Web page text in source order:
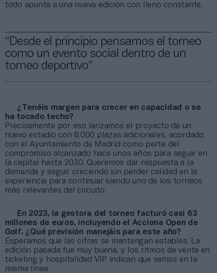
todo apunta a una nueva edición con lleno constante.
“Desde el principio pensamos el torneo
como un evento social dentro de un
torneo deportivo”
¿Tenéis margen para crecer en capacidad o se
ha tocado techo?
Precisamente por eso lanzamos el proyecto de un
nuevo estadio con 8.000 plazas adicionales, acordado
con el Ayuntamiento de Madrid como parte del
compromiso alcanzado hace unos años para seguir en
la capital hasta 2030. Queremos dar respuesta a la
demanda y seguir creciendo sin perder calidad en la
experiencia para continuar siendo uno de los torneos
más relevantes del circuito.
En 2023, la gestora del torneo facturó casi 63
millones de euros, incluyendo el Acciona Open de
Golf. ¿Qué previsión manejáis para este año?
Esperamos que las cifras se mantengan estables. La
edición pasada fue muy buena, y los ritmos de venta en
ticketing y hospitalidad VIP indican que vamos en la
misma línea.